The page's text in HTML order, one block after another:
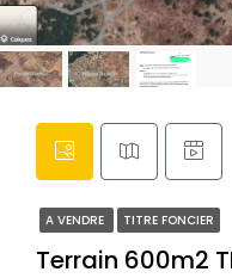
A VENDRE TITRE FONCIER
Terrain 600m2